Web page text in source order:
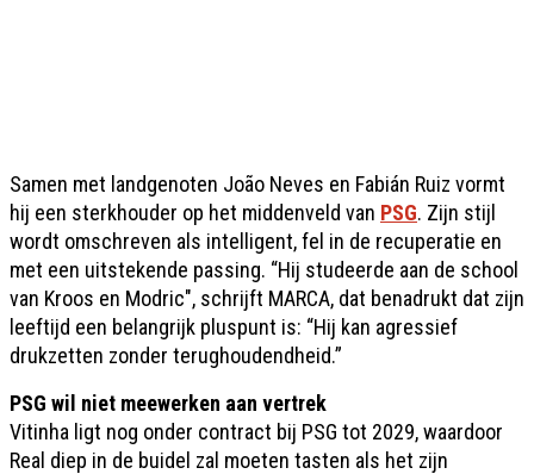
Samen met landgenoten João Neves en Fabián Ruiz vormt
hij een sterkhouder op het middenveld van PSG. Zijn stijl
wordt omschreven als intelligent, fel in de recuperatie en
met een uitstekende passing. “Hij studeerde aan de school
van Kroos en Modric", schrijft MARCA, dat benadrukt dat zijn
leeftijd een belangrijk pluspunt is: “Hij kan agressief
drukzetten zonder terughoudendheid.”
PSG wil niet meewerken aan vertrek
Vitinha ligt nog onder contract bij PSG tot 2029, waardoor
Real diep in de buidel zal moeten tasten als het zijn